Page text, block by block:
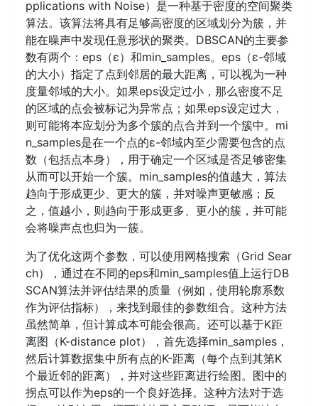
pplications with Noise）是一种基于密度的空间聚类
算法。该算法将具有足够高密度的区域划分为簇，并
能在噪声中发现任意形状的聚类。DBSCAN的主要参
数有两个：eps（ε）和min_samples。eps（ε-邻域
的大小）指定了点到邻居的最大距离，可以视为一种
度量邻域的大小。如果eps设定过小，那么密度不足
的区域的点会被标记为异常点；如果eps设定过大，
则可能将本应划分为多个簇的点合并到一个簇中。mi
n_samples是在一个点的ε-邻域内至少需要包含的点
数（包括点本身），用于确定一个区域是否足够密集
从而可以开始一个簇。min_samples的值越大，算法
趋向于形成更少、更大的簇，并对噪声更敏感；反
之，值越小，则趋向于形成更多、更小的簇，并可能
会将噪声点也归为一簇。
为了优化这两个参数，可以使用网格搜索（Grid Sear
ch），通过在不同的eps和min_samples值上运行DB
SCAN算法并评估结果的质量（例如，使用轮廓系数
作为评估指标），来找到最佳的参数组合。这种方法
虽然简单，但计算成本可能会很高。还可以基于K距
离图（K-distance plot），首先选择min_samples，
然后计算数据集中所有点的K-距离（每个点到其第K
个最近邻的距离），并对这些距离进行绘图。图中的
拐点可以作为eps的一个良好选择。这种方法对于选